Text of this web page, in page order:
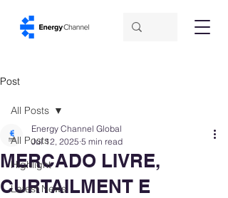
Post
All Posts
Highlight
Latest News
All Posts
MERCADO LIVRE,
CURTAILMENT E
Energy Channel Global
Jul 12, 2025 5 min read